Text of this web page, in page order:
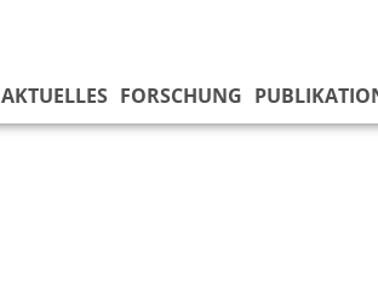
AKTUELLES FORSCHUNG